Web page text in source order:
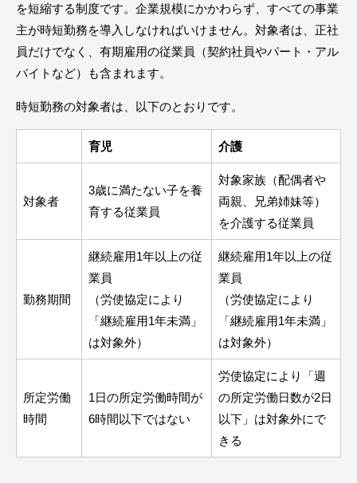
を短縮する制度です。企業規模にかかわらず、すべての事業
主が時短勤務を導入しなければいけません。対象者は、正社
員だけでなく、有期雇用の従業員（契約社員やパート・アル
バイトなど）も含まれます。
時短勤務の対象者は、以下のとおりです。
育児 介護
対象者
3歳に満たない子を養
育する従業員
対象家族（配偶者や
両親、兄弟姉妹等）
を介護する従業員
勤務期間
継続雇用1年以上の従
業員
（労使協定により
「継続雇用1年未満」
は対象外）
継続雇用1年以上の従
業員
（労使協定により
「継続雇用1年未満」
は対象外）
所定労働
時間
1日の所定労働時間が
6時間以下ではない
労使協定により「週
の所定労働日数が2日
以下」は対象外にで
きる